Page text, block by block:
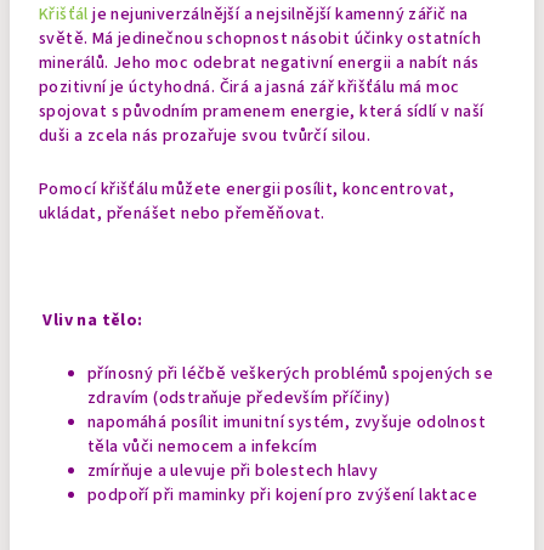
Křišťálje nejuniverzálnější a nejsilnější kamenný zářič na
světě. Má jedinečnou schopnost násobit účinky ostatních
minerálů. Jeho moc odebrat negativní energii a nabít nás
pozitivní je úctyhodná. Čirá a jasná zář křišťálu má moc
spojovat s původním pramenem energie, která sídlí v naší
duši a zcela nás prozařuje svou tvůrčí silou.
Pomocí křišťálu můžete energii posílit, koncentrovat,
ukládat, přenášet nebo přeměňovat.
Vliv na tělo:
přínosný při léčbě veškerých problémů spojených se
zdravím (odstraňuje především příčiny)
napomáhá posílit imunitní systém, zvyšuje odolnost
těla vůči nemocem a infekcím
zmírňuje a ulevuje při bolestech hlavy
podpoří při maminky při kojení pro zvýšení laktace